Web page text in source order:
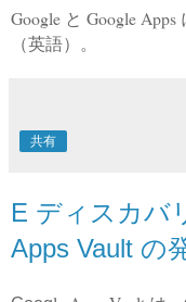
Google と Google
（英語）。
共有
E ディスカバ
Apps Vault の